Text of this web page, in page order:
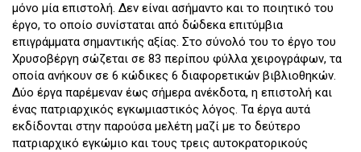
μόνο μία επιστολή. Δεν είναι ασήμαντο και το ποιητικό του
έργο, το οποίο συνίσταται από δώδεκα επιτύμβια
επιγράμματα σημαντικής αξίας. Στο σύνολό του το έργο του
Χρυσοβέργη σώζεται σε 83 περίπου φύλλα χειρογράφων, τα
οποία ανήκουν σε 6 κώδικες 6 διαφορετικών βιβλιοθηκών.
Δύο έργα παρέμεναν έως σήμερα ανέκδοτα, η επιστολή και
ένας πατριαρχικός εγκωμιαστικός λόγος. Τα έργα αυτά
εκδίδονται στην παρούσα μελέτη μαζί με το δεύτερο
πατριαρχικό εγκώμιο και τους τρεις αυτοκρατορικούς